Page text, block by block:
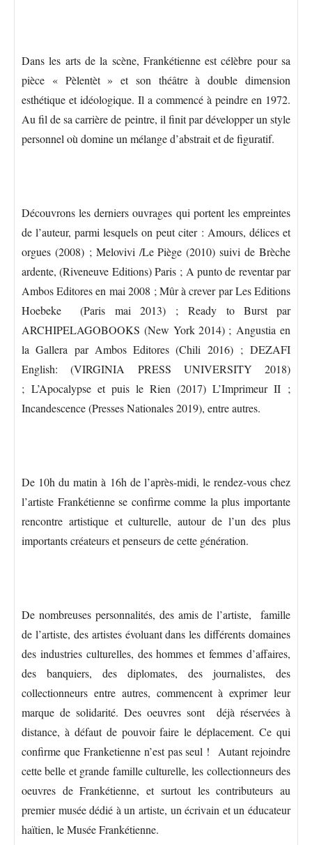
Dans les arts de la scène, Frankétienne est célèbre pour sa
pièce « Pèlentèt » et son théâtre à double dimension
esthétique et idéologique. Il a commencé à peindre en 1972.
Au fil de sa carrière de peintre, il finit par développer un style
personnel où domine un mélange d’abstrait et de figuratif.
Découvrons les derniers ouvrages qui portent les empreintes
de l’auteur, parmi lesquels on peut citer : Amours, délices et
orgues (2008) ; Melovivi /Le Piège (2010) suivi de Brèche
ardente, (Riveneuve Editions) Paris ; A punto de reventar par
Ambos Editores en mai 2008 ; Mûr à crever par Les Editions
Hoebeke (Paris mai 2013) ; Ready to Burst par
ARCHIPELAGOBOOKS (New York 2014) ; Angustia en
la Gallera par Ambos Editores (Chili 2016) ; DEZAFI
English: (VIRGINIA PRESS UNIVERSITY 2018)
; L’Apocalypse et puis le Rien (2017) L’Imprimeur II ;
Incandescence (Presses Nationales 2019), entre autres.
De 10h du matin à 16h de l’après-midi, le rendez-vous chez
l’artiste Frankétienne se confirme comme la plus importante
rencontre artistique et culturelle, autour de l’un des plus
importants créateurs et penseurs de cette génération.
De nombreuses personnalités, des amis de l’artiste, famille
de l’artiste, des artistes évoluant dans les différents domaines
des industries culturelles, des hommes et femmes d’affaires,
des banquiers, des diplomates, des journalistes, des
collectionneurs entre autres, commencent à exprimer leur
marque de solidarité. Des oeuvres sont déjà réservées à
distance, à défaut de pouvoir faire le déplacement. Ce qui
confirme que Franketienne n’est pas seul !
Autant rejoindre
cette belle et grande famille culturelle, les collectionneurs des
oeuvres de Frankétienne, et surtout les contributeurs au
premier musée dédié à un artiste, un écrivain et un éducateur
haïtien, le Musée Frankétienne.